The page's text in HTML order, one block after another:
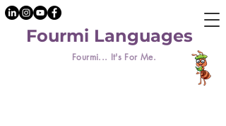
Fourmi... It's For Me.
Fourmi Languages